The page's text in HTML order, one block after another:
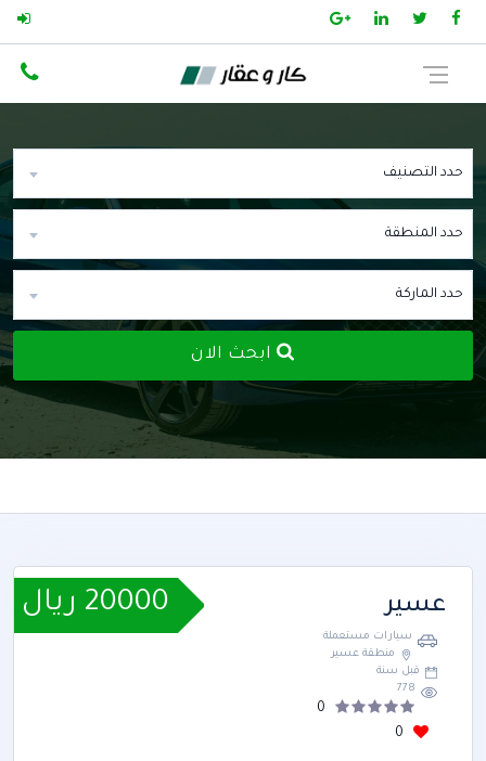
حدد التصنيف
حدد المنطقة
حدد الماركة
ابحث الان
عسير
سيارات مستعملة
منطقة عسير
قبل سنة
778
0
0
20000 ريال